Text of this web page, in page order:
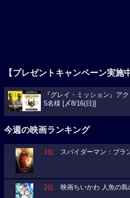
【プレゼントキャンペーン実施中
『グレイ・ミッション』ア
5名様 [〆8/16(日)]
今週の映画ランキング
1位 スパイダーマン：ブラ
2位 映画ちいかわ 人魚の島